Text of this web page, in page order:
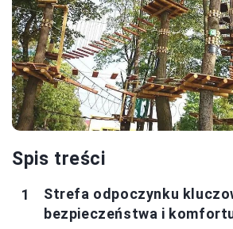
Spis treści
Strefa odpoczynku
bezpieczeństwa i